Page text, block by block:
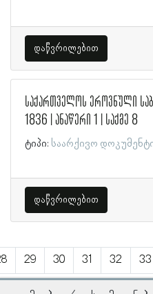
დაწვრილებით
საქართველოს ეროვნული
1836 | ანაწერი 1 | საქმე 8
ტიპი: საარქივო
დაწვრილებით
29 30 31 32 33